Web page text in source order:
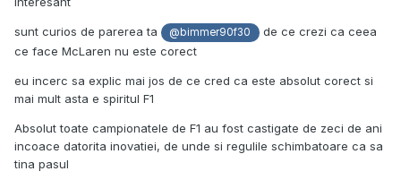
sunt curios de parerea ta @bimmer90f30
de ce crezi ca ceea
ce face McLaren nu este corect
eu incerc sa explic mai jos de ce cred ca este absolut corect si
mai mult asta e spiritul F1
Absolut toate campionatele de F1 au fost castigate de zeci de ani
incoace datorita inovatiei, de unde si regulile schimbatoare ca sa
tina pasul